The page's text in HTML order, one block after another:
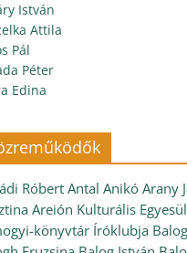
István
Attila
Pál
Péter
Edina
RóbertAntal Anikó Arany
Areión Kulturális
könyvtár Íróklubja